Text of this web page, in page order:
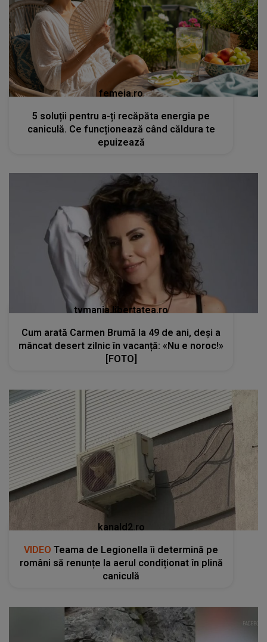
femeia.ro
5 soluții pentru a-ți recăpăta energia pe
caniculă. Ce funcționează când căldura te
epuizează
tvmania.libertatea.ro
Cum arată Carmen Brumă la 49 de ani, deși a
mâncat desert zilnic în vacanță: «Nu e noroc!»
[FOTO]
kanald2.ro
VIDEO Teama de Legionella îi determină pe
români să renunțe la aerul condiționat în plină
caniculă